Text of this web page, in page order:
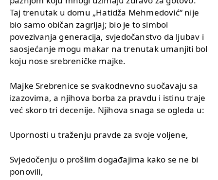
Taj trenutak u domu „Hatidža Mehmedović“ nije
bio samo običan zagrljaj; bio je to simbol
povezivanja generacija, svjedočanstvo da ljubav i
saosjećanje mogu makar na trenutak umanjiti bol
koju nose srebreničke majke.
Majke Srebrenice se svakodnevno suočavaju sa
izazovima, a njihova borba za pravdu i istinu traje
već skoro tri decenije. Njihova snaga se ogleda u:
Upornosti u traženju pravde za svoje voljene,
Svjedočenju o prošlim događajima kako se ne bi
ponovili,